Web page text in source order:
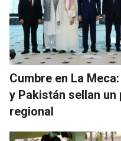
Cumbre en La
y Pakistán sellan
regional